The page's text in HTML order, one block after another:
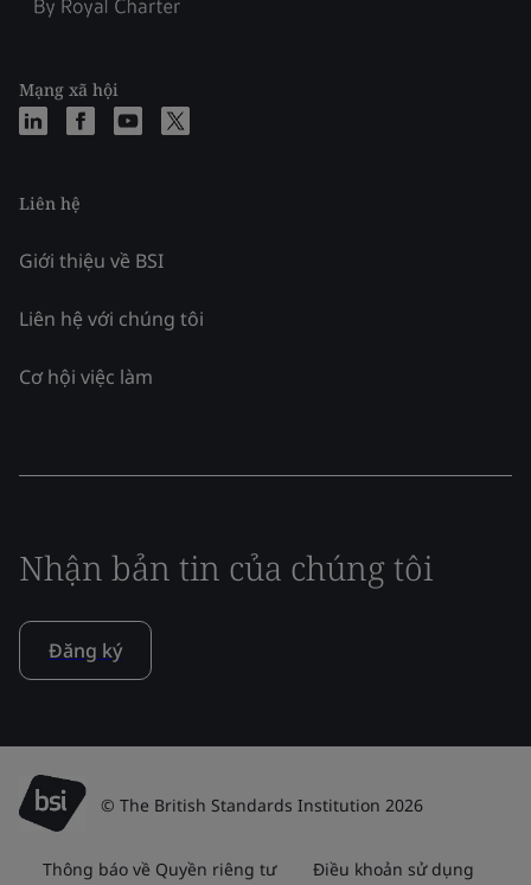
Mạng xã hội
Liên hệ
Giới thiệu về BSI
Liên hệ với chúng tôi
Cơ hội việc làm
Nhận bản tin của chúng tôi
Đăng ký
© The British Standards Institution 2026
Thông báo về Quyền riêng tư Điều khoản sử dụng